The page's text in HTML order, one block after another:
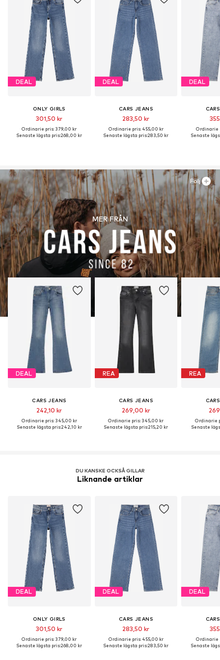
DEAL
ONLY GIRLS
301,50 kr
Ordinarie pris: 379,00 kr
Senaste lägsta pris:268,00 kr
DEAL
CARS JEANS
283,50 kr
Ordinarie pris: 455,00 kr
Senaste lägsta pris:283,50 kr
DEAL
Ordinarie
Senaste
MER FRÅN
DEAL
CARS JEANS
242,10 kr
Ordinarie pris: 345,00 kr
Senaste lägsta pris:242,10 kr
REA
CARS JEANS
269,00 kr
Ordinarie pris: 345,00 kr
Senaste lägsta pris:215,20 kr
REA
Ordinarie
Senaste
Följ
DU KANSKE OCKSÅ GILLAR
Liknande artiklar
DEAL
ONLY GIRLS
301,50 kr
Ordinarie pris: 379,00 kr
Senaste lägsta pris:268,00 kr
DEAL
CARS JEANS
283,50 kr
Ordinarie pris: 455,00 kr
Senaste lägsta pris:283,50 kr
DEAL
Ordinarie
Senaste